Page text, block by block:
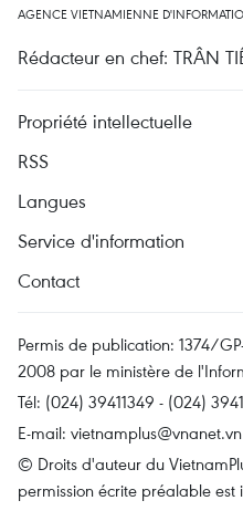
AGENCE VIETNAMIENNE
Rédacteur en chef: TRÂN
Propriété intellectuelle
RSS
Langues
Service d'information
Contact
Permis de publication: 1374/
2008 par le ministère de
Tél: (024) 39411349 - (024)
E-mail: vietnamplus@vnanet.vn
© Droits d'auteur du
permission écrite préalable est